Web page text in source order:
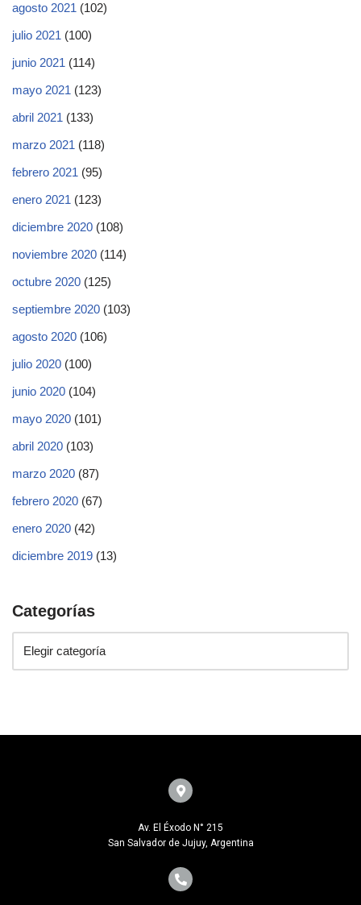
agosto 2021 (102)
julio 2021 (100)
junio 2021 (114)
mayo 2021 (123)
abril 2021 (133)
marzo 2021 (118)
febrero 2021 (95)
enero 2021 (123)
diciembre 2020 (108)
noviembre 2020 (114)
octubre 2020 (125)
septiembre 2020 (103)
agosto 2020 (106)
julio 2020 (100)
junio 2020 (104)
mayo 2020 (101)
abril 2020 (103)
marzo 2020 (87)
febrero 2020 (67)
enero 2020 (42)
diciembre 2019 (13)
Categorías
Av. El Éxodo N° 215
San Salvador de Jujuy, Argentina